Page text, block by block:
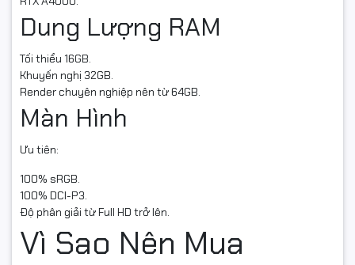
Dung Lượng RAM
Tối thiểu 16GB.
Khuyến nghị 32GB.
Render chuyên nghiệp nên từ 64GB.
Màn Hình
Ưu tiên:
100% sRGB.
100% DCI-P3.
Độ phân giải từ Full HD trở lên.
Vì Sao Nên Mua